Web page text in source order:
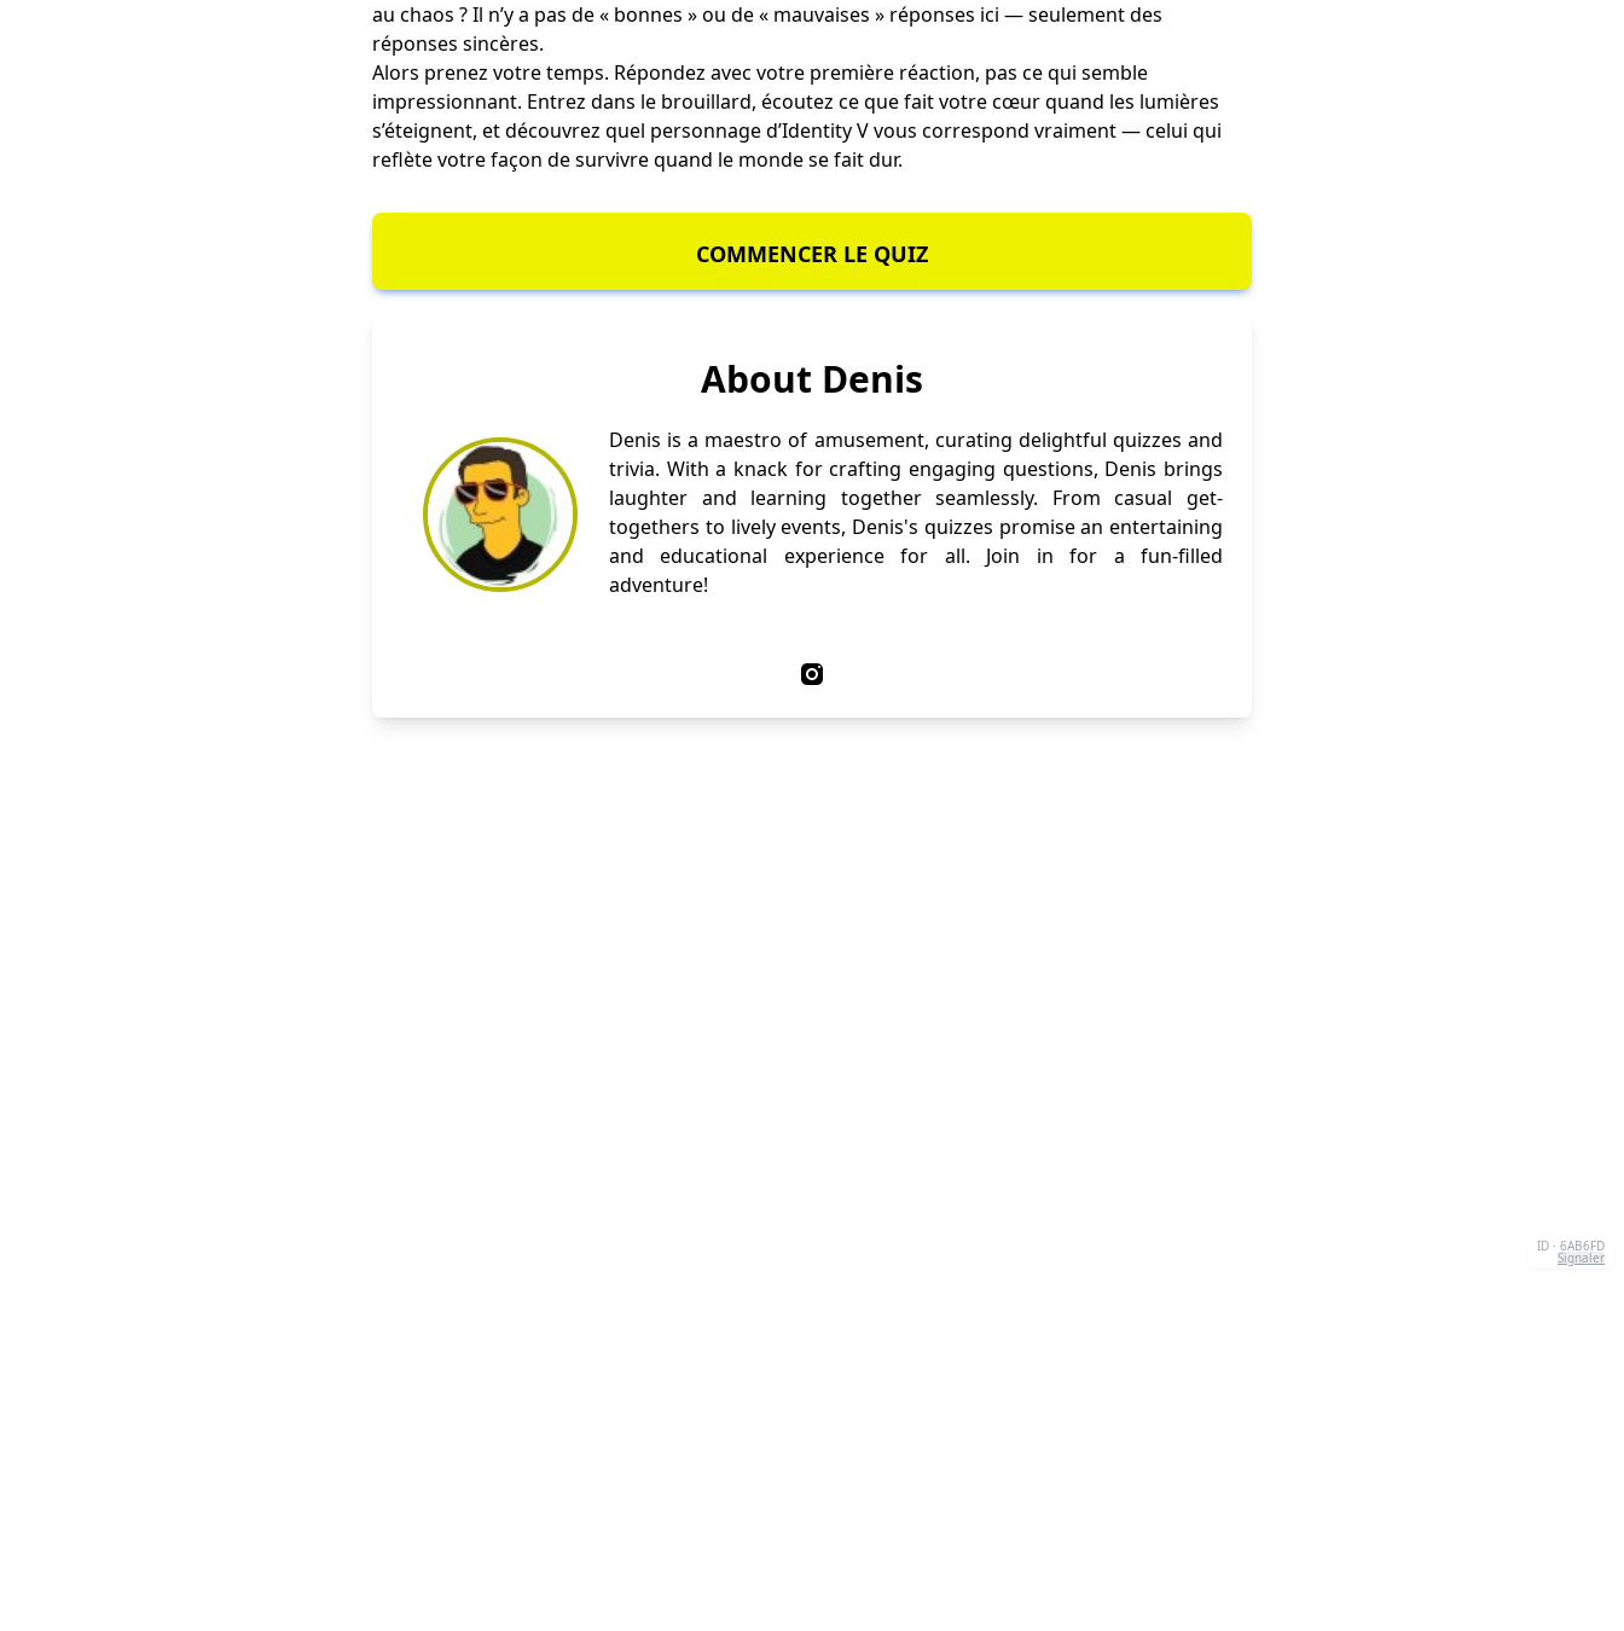
au chaos ? Il n’y a pas de « bonnes » ou de « mauvaises » réponses ici — seulement des
réponses sincères.
Alors prenez votre temps. Répondez avec votre première réaction, pas ce qui semble
impressionnant. Entrez dans le brouillard, écoutez ce que fait votre cœur quand les lumières
s’éteignent, et découvrez quel personnage d’Identity V vous correspond vraiment — celui qui
reflète votre façon de survivre quand le monde se fait dur.
COMMENCER LE QUIZ
About Denis
Denis is a maestro of amusement, curating delightful quizzes and
trivia. With a knack for crafting engaging questions, Denis brings
laughter and learning together seamlessly. From casual get-
togethers to lively events, Denis's quizzes promise an entertaining
and educational experience for all. Join in for a fun-filled
adventure!
ID · 6AB6FD
Signaler